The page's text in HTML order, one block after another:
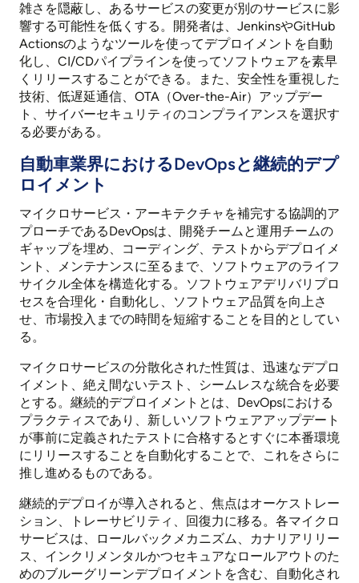
雑さを隠蔽し、あるサービスの変更が別のサービスに影
響する可能性を低くする。開発者は、JenkinsやGitHub
Actionsのようなツールを使ってデプロイメントを自動
化し、CI/CDパイプラインを使ってソフトウェアを素早
くリリースすることができる。また、安全性を重視した
技術、低遅延通信、OTA（Over-the-Air）アップデー
ト、サイバーセキュリティのコンプライアンスを選択す
る必要がある。
自動車業界におけるDevOpsと継続的デプ
ロイメント
マイクロサービス・アーキテクチャを補完する協調的ア
プローチであるDevOpsは、開発チームと運用チームの
ギャップを埋め、コーディング、テストからデプロイメ
ント、メンテナンスに至るまで、ソフトウェアのライフ
サイクル全体を構造化する。ソフトウェアデリバリプロ
セスを合理化・自動化し、ソフトウェア品質を向上さ
せ、市場投入までの時間を短縮することを目的としてい
る。
マイクロサービスの分散化された性質は、迅速なデプロ
イメント、絶え間ないテスト、シームレスな統合を必要
とする。継続的デプロイメントとは、DevOpsにおける
プラクティスであり、新しいソフトウェアアップデート
が事前に定義されたテストに合格するとすぐに本番環境
にリリースすることを自動化することで、これをさらに
推し進めるものである。
継続的デプロイが導入されると、焦点はオーケストレー
ション、トレーサビリティ、回復力に移る。各マイクロ
サービスは、ロールバックメカニズム、カナリアリリー
ス、インクリメンタルかつセキュアなロールアウトのた
めのブルーグリーンデプロイメントを含む、自動化され